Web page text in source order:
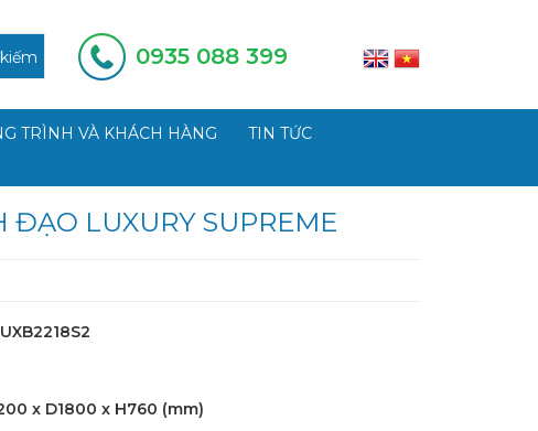
0935 088 399
TRÌNH VÀ KHÁCH HÀNG
TIN TỨC
ĐẠO LUXURY SUPREME
x D1800 x H760 (mm)